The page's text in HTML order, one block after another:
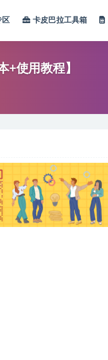
区 卡皮巴拉工具箱
+使用教程】